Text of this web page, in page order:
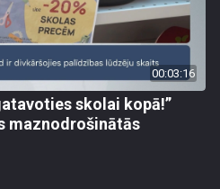
00:03:16
skolai kopā!”
maznodrošinātās